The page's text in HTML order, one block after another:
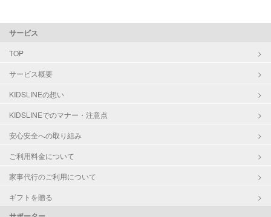
サービス
TOP
サービス概要
KIDSLINEの想い
KIDSLINEでのマナー・注意点
安心安全への取り組み
ご利用料金について
家事代行のご利用について
ギフトを贈る